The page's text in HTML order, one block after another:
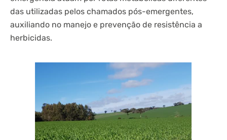
das utilizadas pelos chamados pós-emergentes,
auxiliando no manejo e prevenção de resistência a
herbicidas.